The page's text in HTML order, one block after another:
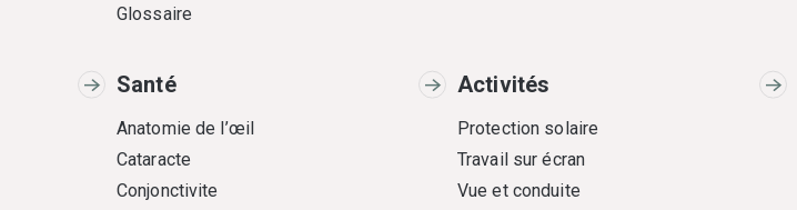
Glossaire
Santé
Anatomie de l’œil
Cataracte
Conjonctivite
Activités
Protection solaire
Travail sur écran
Vue et conduite